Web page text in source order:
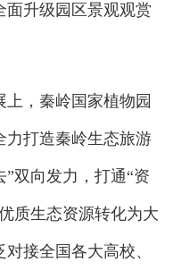
面升级园区景观观赏
，秦岭国家植物园
力打造秦岭生态旅游
双向发力，打通“资
质生态资源转化为大
接全国各大高校、